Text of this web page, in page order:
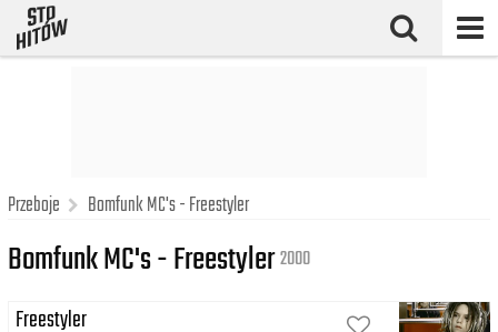
Przeboje Bomfunk MC's - Freestyler
Bomfunk MC's - Freestyler2000
Freestyler